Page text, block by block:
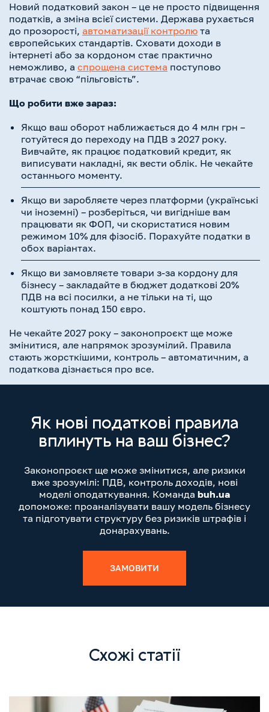
Новий податковий закон – це не просто підвищення
податків, а зміна всієї системи. Держава рухається
до прозорості, автоматизації контролю та
європейських стандартів. Сховати доходи в
інтернеті або за кордоном стає практично
неможливо, а спрощена система поступово
втрачає свою “пільговість”.
Що робити вже зараз:
Якщо ваш оборот наближається до 4 млн грн –
готуйтеся до переходу на ПДВ з 2027 року.
Вивчайте, як працює податковий кредит, як
виписувати накладні, як вести облік. Не чекайте
останнього моменту.
Якщо ви заробляєте через платформи (українські
чи іноземні) – розберіться, чи вигідніше вам
працювати як ФОП, чи скористатися новим
режимом 10% для фізосіб. Порахуйте податки в
обох варіантах.
Якщо ви замовляєте товари з-за кордону для
бізнесу – закладайте в бюджет додаткові 20%
ПДВ на всі посилки, а не тільки на ті, що
коштують понад 150 євро.
Не чекайте 2027 року – законопроєкт ще може
змінитися, але напрямок зрозумілий. Правила
стають жорсткішими, контроль – автоматичним, а
податкова дізнається про все.
Як нові податкові правила
вплинуть на ваш бізнес?
Законопроєкт ще може змінитися, але ризики
вже зрозумілі: ПДВ, контроль доходів, нові
моделі оподаткування. Команда buh.ua
допоможе: проаналізувати вашу модель бізнесу
та підготувати структуру без ризиків штрафів і
донарахувань.
ЗАМОВИТИ
Схожі статії